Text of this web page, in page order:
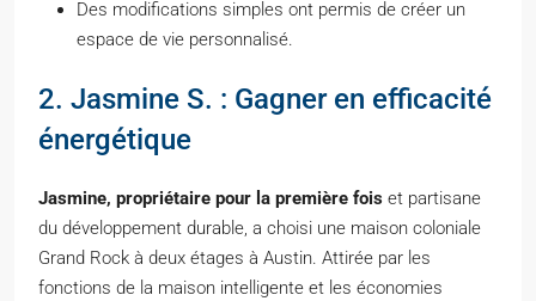
Des modifications simples ont permis de créer un
espace de vie personnalisé.
2. Jasmine S. : Gagner en efficacité
énergétique
Jasmine, propriétaire pour la première fois et partisane
du développement durable, a choisi une maison coloniale
Grand Rock à deux étages à Austin. Attirée par les
fonctions de la maison intelligente et les économies